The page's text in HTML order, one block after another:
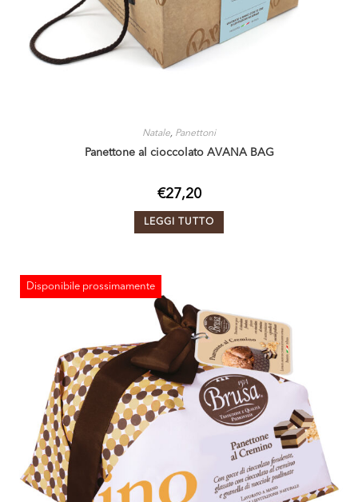
Natale, Panettoni
Panettone al cioccolato AVANA BAG
€27,20
LEGGI TUTTO
Disponibile prossimamente
ESAURITO